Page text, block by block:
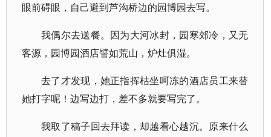
眼前碍眼，自己避到芦沟桥边的园博园去写。
我偶尔去送餐。因为大河冰封，园寒郊冷，又无
客源，园博园酒店譬如荒山，炉灶俱湿。
去了才发现，她正指挥枯坐呵冻的酒店员工来替
她打字呢！边写边打，差不多就要写完了。
我取了稿子回去拜读，却越看心越沉。原来什么